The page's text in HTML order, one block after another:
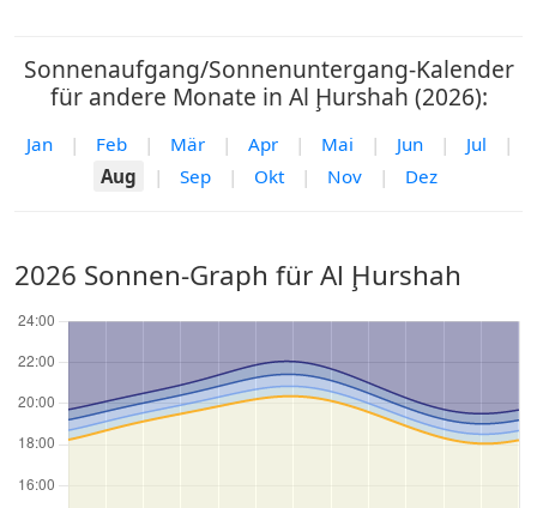
Sonnenaufgang/Sonnenuntergang-Kalender
für andere Monate in Al Ḩurshah (2026):
Jan | Feb | Mär | Apr | Mai | Jun | Jul
|
Aug
| Sep | Okt | Nov | Dez
2026 Sonnen-Graph für Al Ḩurshah